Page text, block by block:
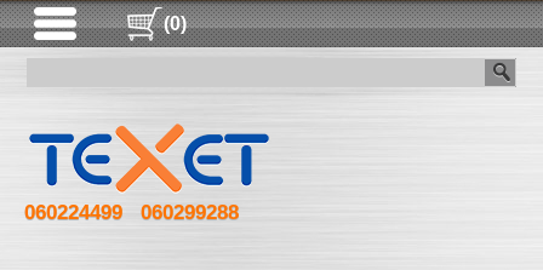
(0)
060224499 060299288